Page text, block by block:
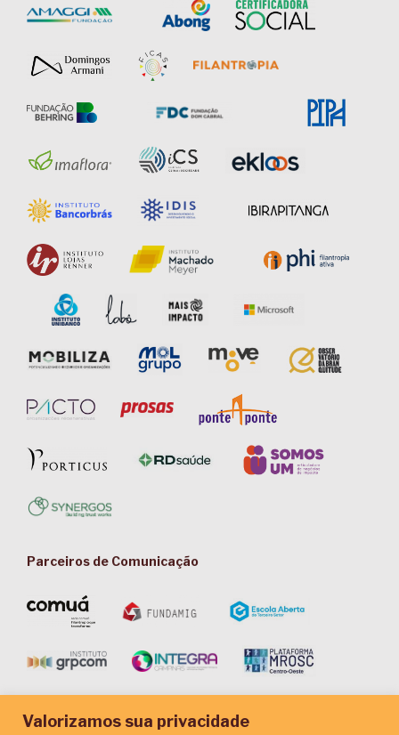
Valorizamos sua privacidade
Parceiros de Comunicação